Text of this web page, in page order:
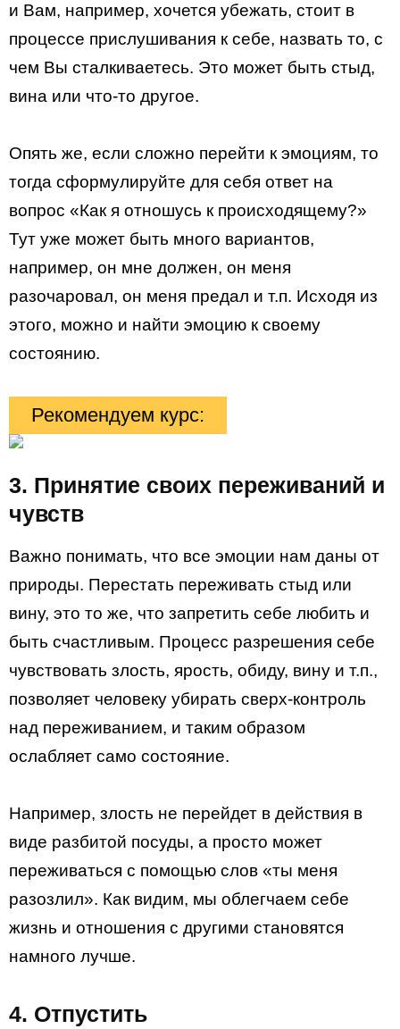
и Вам, например, хочется убежать, стоит в
процессе прислушивания к себе, назвать то, с
чем Вы сталкиваетесь. Это может быть стыд,
вина или что-то другое.
Опять же, если сложно перейти к эмоциям, то
тогда сформулируйте для себя ответ на
вопрос «Как я отношусь к происходящему?»
Тут уже может быть много вариантов,
например, он мне должен, он меня
разочаровал, он меня предал и т.п. Исходя из
этого, можно и найти эмоцию к своему
состоянию.
Рекомендуем курс:
3. Принятие своих переживаний и
чувств
Важно понимать, что все эмоции нам даны от
природы. Перестать переживать стыд или
вину, это то же, что запретить себе любить и
быть счастливым. Процесс разрешения себе
чувствовать злость, ярость, обиду, вину и т.п.,
позволяет человеку убирать сверх-контроль
над переживанием, и таким образом
ослабляет само состояние.
Например, злость не перейдет в действия в
виде разбитой посуды, а просто может
переживаться с помощью слов «ты меня
разозлил». Как видим, мы облегчаем себе
жизнь и отношения с другими становятся
намного лучше.
4. Отпустить